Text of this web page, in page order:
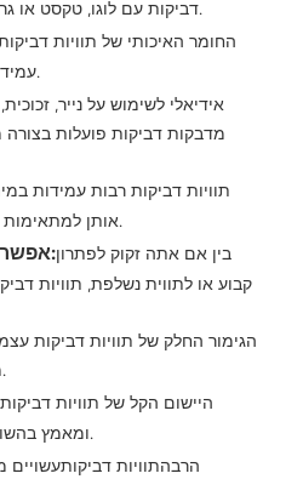
דביקות עם לוגו, טקסט או גרפיקה שיתאימו לצרכים שלך.
החומר האיכותי של תוויות
עמידות בפני קריעה, דהייה ובלאי.
אידיאלי לשימוש על נייר,
מדבקות דביקות פועלות
תוויות דביקות רבות עמידות
אותן למתאימות לשימוש פנימי וחיצוני כאחד.
אפשרויות קבועות או נשלפות:בין אם אתה זקוק לפתרון
קבוע או לתווית נשלפת, תוויות
הגימור החלק של תוויות דביקות
מראה מקצועי ונקי בכל פעם.
היישום הקל של תוויות
ומאמץ בהשוואה לשיטות תיוג מסורתיות.
הרבהתוויות דביקותעשויים